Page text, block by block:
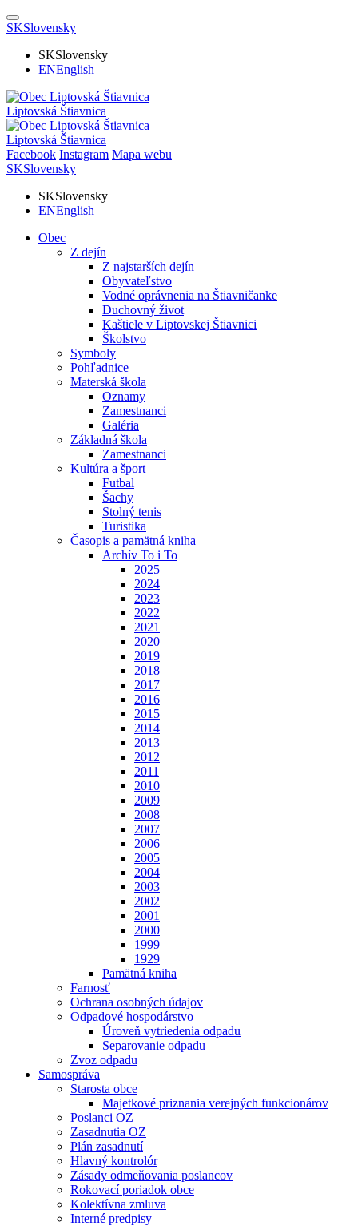
SKSlovensky
SKSlovensky
ENEnglish
Liptovská Štiavnica
Liptovská Štiavnica
Facebook Instagram Mapa webu
SKSlovensky
SKSlovensky
ENEnglish
Obec
Z dejín
Z najstarších dejín
Obyvateľstvo
Vodné oprávnenia na Štiavničanke
Duchovný život
Kaštiele v Liptovskej Štiavnici
Školstvo
Symboly
Pohľadnice
Materská škola
Oznamy
Zamestnanci
Galéria
Základná škola
Zamestnanci
Kultúra a šport
Futbal
Šachy
Stolný tenis
Turistika
Časopis a pamätná kniha
Archív To i To
2025
2024
2023
2022
2021
2020
2019
2018
2017
2016
2015
2014
2013
2012
2011
2010
2009
2008
2007
2006
2005
2004
2003
2002
2001
2000
1999
1929
Pamätná kniha
Farnosť
Ochrana osobných údajov
Odpadové hospodárstvo
Úroveň vytriedenia odpadu
Separovanie odpadu
Zvoz odpadu
Samospráva
Starosta obce
Majetkové priznania verejných funkcionárov
Poslanci OZ
Zasadnutia OZ
Plán zasadnutí
Hlavný kontrolór
Zásady odmeňovania poslancov
Rokovací poriadok obce
Kolektívna zmluva
Interné predpisy